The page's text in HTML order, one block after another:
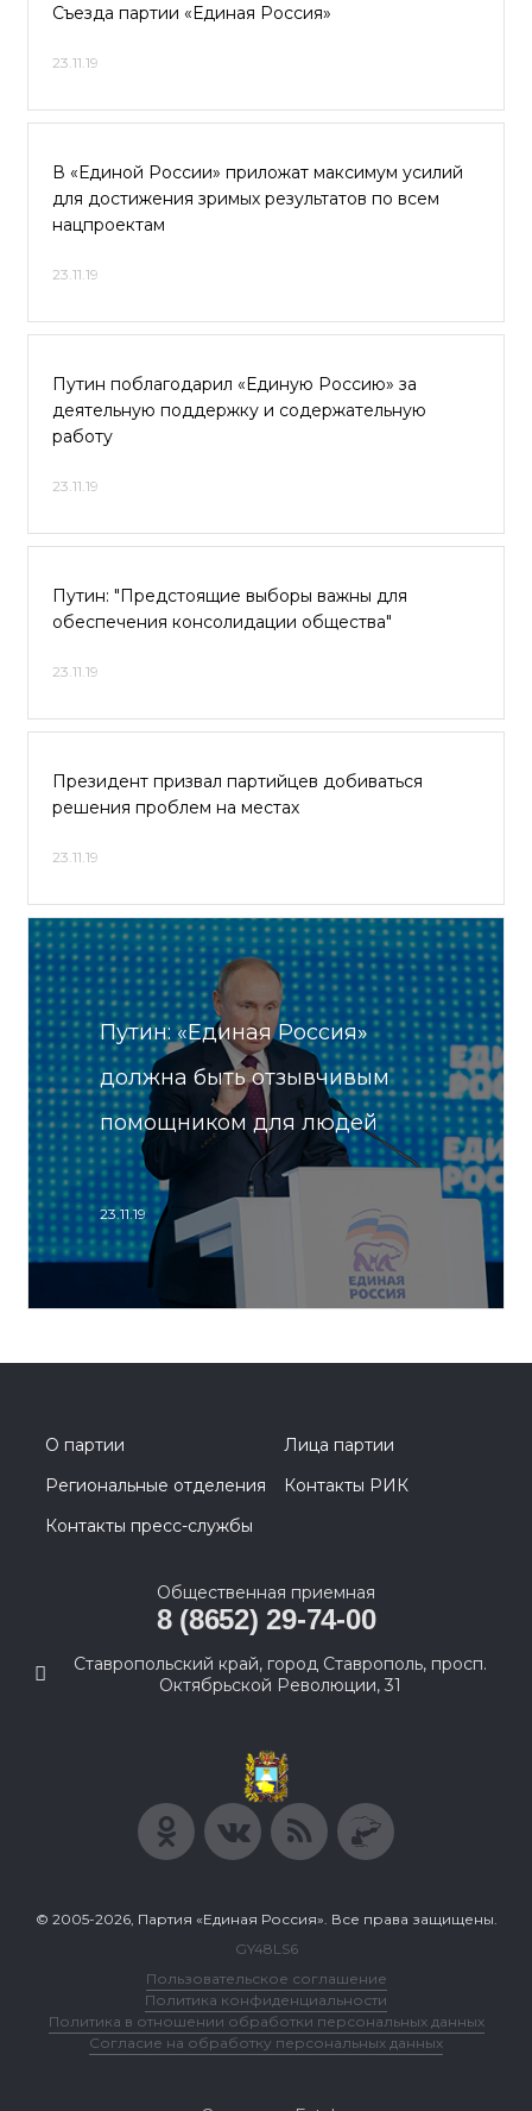
Съезда партии «Единая Россия»
23.11.19
В «Единой России» приложат максимум усилий
для достижения зримых результатов по всем
нацпроектам
23.11.19
Путин поблагодарил «Единую Россию» за
деятельную поддержку и содержательную
работу
23.11.19
Путин: "Предстоящие выборы важны для
обеспечения консолидации общества"
23.11.19
Президент призвал партийцев добиваться
решения проблем на местах
23.11.19
Путин: «Единая Россия»
должна быть отзывчивым
помощником для людей
23.11.19
О партии
Лица партии
Региональные отделения
Контакты РИК
Контакты пресс-службы
Общественная приемная
8 (8652) 29-74-00
Ставропольский край, город Ставрополь, просп.
Октябрьской Революции, 31
© 2005-2026, Партия «Единая Россия». Все права защищены.
GY48LS6
Пользовательское соглашение
Политика конфиденциальности
Политика в отношении обработки персональных данных
Согласие на обработку персональных данных